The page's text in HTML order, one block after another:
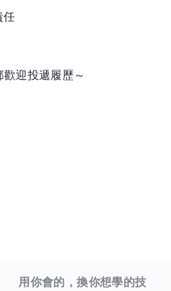
任
迎投遞履歷～
用你會的，換你想學的技